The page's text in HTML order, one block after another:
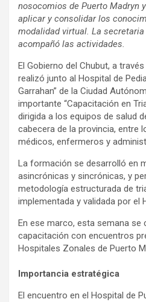
nosocomios de Puerto Madryn
aplicar y consolidar los
modalidad virtual. La
acompañó las actividades.
El Gobierno del Chubut, a
realizó junto al Hospital de
Garrahan” de la Ciudad
importante “Capacitación en
dirigida a los equipos de salud
cabecera de la provincia, entre
médicos, enfermeros y
La formación se desarrolló en
asincrónicas y sincrónicas, y
metodología estructurada de
implementada y validada por el
En ese marco, esta semana se
capacitación con encuentros
Hospitales Zonales de Puerto
Importancia estratégica
El encuentro en el Hospital de